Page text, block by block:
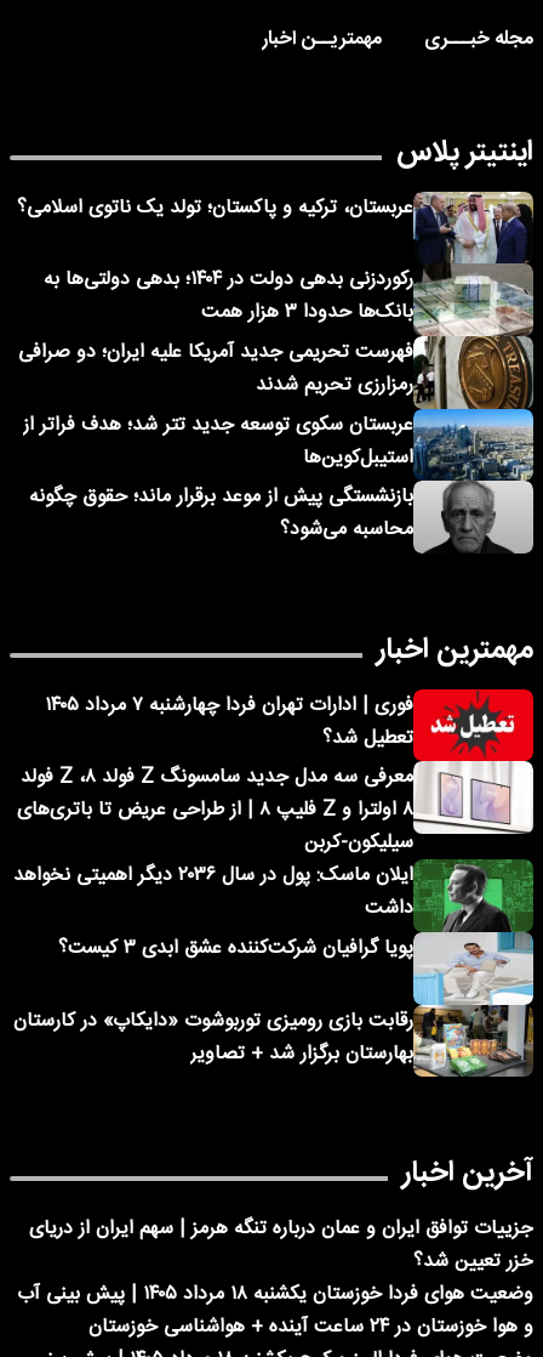
مجله خبـــری
مهمتریــن اخبار
اینتیتر پلاس
عربستان، ترکیه و پاکستان؛ تولد یک ناتوی اسلامی؟
رکوردزنی بدهی دولت در ۱۴۰۴؛ بدهی دولتی‌ها به
بانک‌ها حدودا ۳ هزار همت
فهرست تحریمی جدید آمریکا علیه ایران؛ دو صرافی
رمزارزی تحریم شدند
عربستان سکوی توسعه جدید تتر شد؛ هدف فراتر از
استیبل‌کوین‌ها
بازنشستگی پیش از موعد برقرار ماند؛ حقوق چگونه
محاسبه می‌شود؟
مهمترین اخبار
فوری | ادارات تهران فردا چهارشنبه ۷ مرداد ۱۴۰۵
تعطیل شد؟
معرفی سه مدل جدید سامسونگ Z فولد ۸، Z فولد
۸ اولترا و Z فلیپ ۸ | از طراحی عریض تا باتری‌های
سیلیکون-کربن
ایلان ماسک: پول در سال ۲۰۳۶ دیگر اهمیتی نخواهد
داشت
پویا گرافیان شرکت‌کننده عشق ابدی ۳ کیست؟
رقابت بازی رومیزی توربوشوت «دایکاپ» در کارستان
بهارستان برگزار شد + تصاویر
آخرین اخبار
جزییات توافق ایران و عمان درباره تنگه هرمز | سهم ایران از دریای
خزر تعیین شد؟
وضعیت هوای فردا خوزستان یکشنبه ۱۸ مرداد ۱۴۰۵ | پیش بینی آب
و هوا خوزستان در ۲۴ ساعت آینده + هواشناسی خوزستان